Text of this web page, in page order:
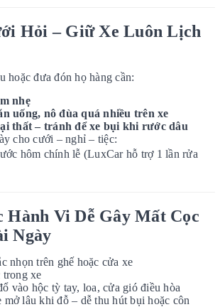
Hỏi – Giữ Xe Luôn Lịch
hoặc đưa đón họ hàng cần:
nhẹ
uống, nô đùa quá nhiều trên xe
thất – tránh để xe bụi khi rước dâu
cho cưới – nghỉ – tiệc:
hôm chính lễ (LuxCar hỗ trợ 1 lần rửa
Hành Vi Dễ Gây Mất Cọc
Ngày
nhọn trên ghế hoặc cửa xe
xe
vào hộc tỳ tay, loa, cửa gió điều hòa
mở lâu khi đỗ – dễ thu hút bụi hoặc côn